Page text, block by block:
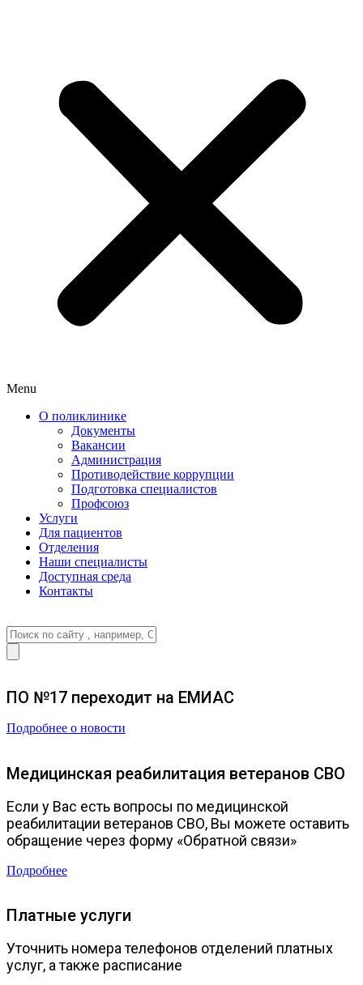
Menu
О поликлинике
Документы
Вакансии
Администрация
Противодействие коррупции
Подготовка специалистов
Профсоюз
Услуги
Для пациентов
Отделения
Наши специалисты
Доступная среда
Контакты
ПО №17 переходит на ЕМИАС
Подробнее о новости
Медицинская реабилитация ветеранов СВО
Если у Вас есть вопросы по медицинской
реабилитации ветеранов СВО, Вы можете оставить
обращение через форму «Обратной связи»
Подробнее
Платные услуги
Уточнить номера телефонов отделений платных
услуг, а также расписание